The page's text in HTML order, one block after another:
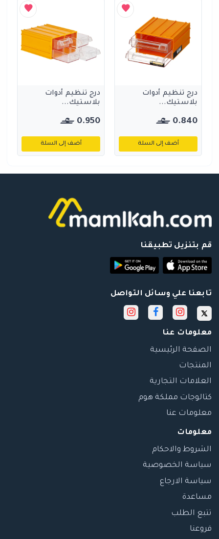
درج تنظيم أدوات
بلاستيك...
0.840
أضف إلى السلة
درج تنظيم أدوات
بلاستيك...
0.950
أضف إلى السلة
قم بتنزيل تطبيقنا
تابعنا علي وسائل التواصل
معلومات عنا
الصفحة الرئيسية
المنتجات
العلامات التجارية
كتالوجات مملكة هوم
معلومات عنا
معلومات
الشروط والاحكام
سياسة الخصوصية
سياسة الارجاع
مساعدة
تتبع الطلب
فروعنا